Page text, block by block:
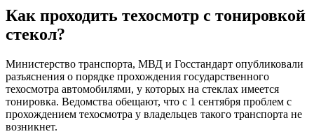
Как проходить техосмотр с тонировкой
стекол?
Министерство транспорта, МВД и Госстандарт опубликовали
разъяснения о порядке прохождения государственного
техосмотра автомобилями, у которых на стеклах имеется
тонировка. Ведомства обещают, что с 1 сентября проблем с
прохождением техосмотра у владельцев такого транспорта не
возникнет.